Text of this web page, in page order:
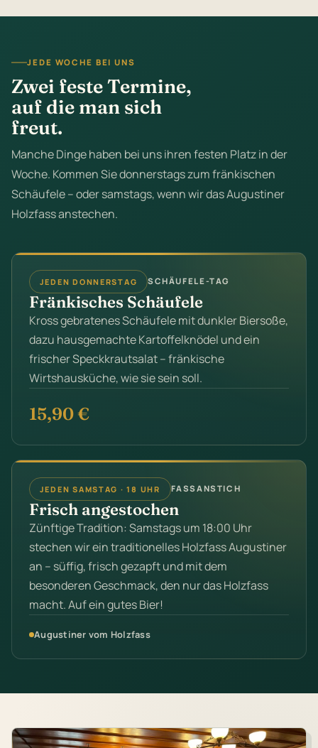
JEDE WOCHE BEI UNS
Zwei feste Termine,
auf die man sich
freut.
Manche Dinge haben bei uns ihren festen Platz in der
Woche. Kommen Sie donnerstags zum fränkischen
Schäufele – oder samstags, wenn wir das Augustiner
Holzfass anstechen.
JEDEN DONNERSTAG SCHÄUFELE-TAG
Fränkisches Schäufele
Kross gebratenes Schäufele mit dunkler Biersoße,
dazu hausgemachte Kartoffelknödel und ein
frischer Speckkrautsalat – fränkische
Wirtshausküche, wie sie sein soll.
15,90 €
JEDEN SAMSTAG · 18 UHR FASSANSTICH
Frisch angestochen
Zünftige Tradition: Samstags um 18:00 Uhr
stechen wir ein traditionelles Holzfass Augustiner
an – süffig, frisch gezapft und mit dem
besonderen Geschmack, den nur das Holzfass
macht. Auf ein gutes Bier!
Augustiner vom Holzfass